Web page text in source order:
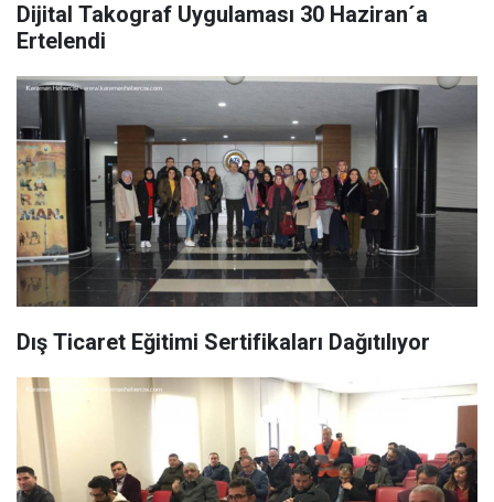
Dijital Takograf Uygulaması 30 Haziran´a
Ertelendi
Dış Ticaret Eğitimi Sertifikaları Dağıtılıyor